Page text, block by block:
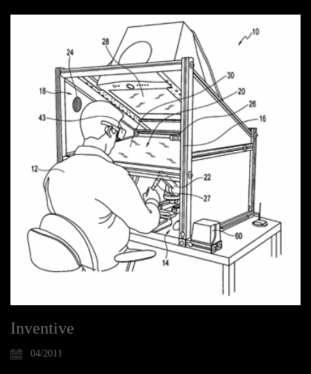
Inventive
04/2011